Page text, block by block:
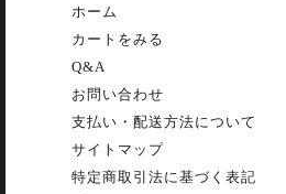
ホーム
カートをみる
Q&A
お問い合わせ
支払い・配送方法について
サイトマップ
特定商取引法に基づく表記